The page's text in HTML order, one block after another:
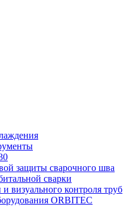
защиты сварочного шва
сварки
визуального контроля труб
ORBITEC